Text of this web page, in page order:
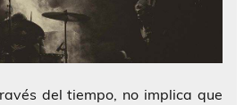
del tiempo, no implica que